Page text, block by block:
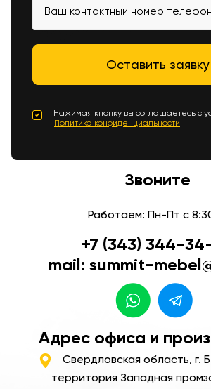
Нажимая кнопку вы соглашаетесь с
Политика конфиденциальности
Звоните
Работаем: Пн-Пт с
+7 (343) 344-
mail: summit-
Адрес офиса и
Свердловская область, г.
территория Западная